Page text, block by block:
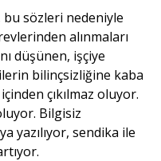
bu sözleri nedeniyle
alınmaları
düşünen, işçiye
bilinçsizliğine kaba
çıkılmaz oluyor.
Bilgisiz
yazılıyor, sendika ile